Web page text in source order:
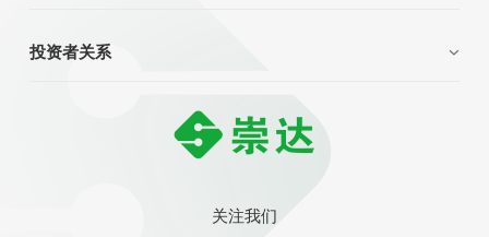
投资者关系
关注我们